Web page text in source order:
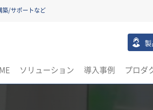
築/サポートなど
ソリューション 導入事例 プロダ